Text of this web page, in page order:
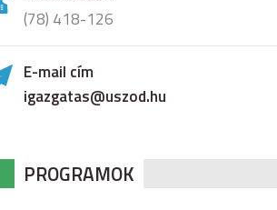
(78) 418-126
E-mail cím
igazgatas@uszod.hu
PROGRAMOK